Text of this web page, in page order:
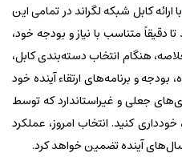
با ارائه کابل شبکه لگراند در تمامی این
متناسب با نیاز و بودجه خود،
هنگام انتخاب دسته‌بندی کابل،
بودجه و برنامه‌های ارتقاء آینده خود
جعلی و غیراستاندارد که توسط
کنید. انتخاب امروز، عملکرد
سال‌های آینده تضمین خواهد کرد.